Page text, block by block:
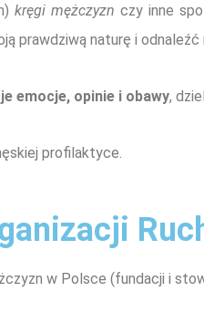
kręgi mężczyzn czy inne
prawdziwą naturę i
emocje, opinie i obawy,
profilaktyce.
w Polsce (fundacji i